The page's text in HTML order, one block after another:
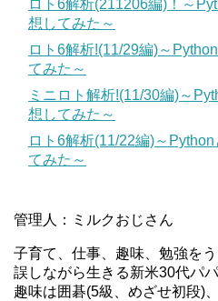
ロト6解析(211206編)！～
想してみた～
ロト6解析!(11/29編)～
てみた～
ミニロト解析!(11/30編)～
想してみた～
ロト6解析(11/22編)～
てみた～
管理人：ミルクおじさん
子育て、仕事、趣味、勉強を
誤しながら生きる新米30代パパ
趣味は囲碁(5級、めざせ初段)